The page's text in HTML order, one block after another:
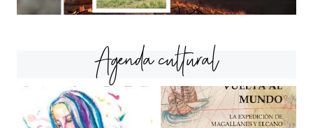
Agenda cultural